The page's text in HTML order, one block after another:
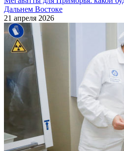
Дальнем Востоке
21 апреля 2026